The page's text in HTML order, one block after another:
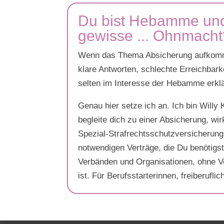
Du bist Hebamme
gewisse ...
Wenn das Thema Absicherung
klare Antworten, schlechte
selten im Interesse der Hebamme
Genau hier setze ich an. Ich bin Willy
begleite dich zu einer Absicherung,
Spezial-
notwendigen Verträge, die Du
Verbänden und Organisationen, ohne
ist. Für Berufsstarterinnen,